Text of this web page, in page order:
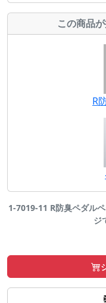
この商品
R
1-7019-11 R防臭ペダル
ジ